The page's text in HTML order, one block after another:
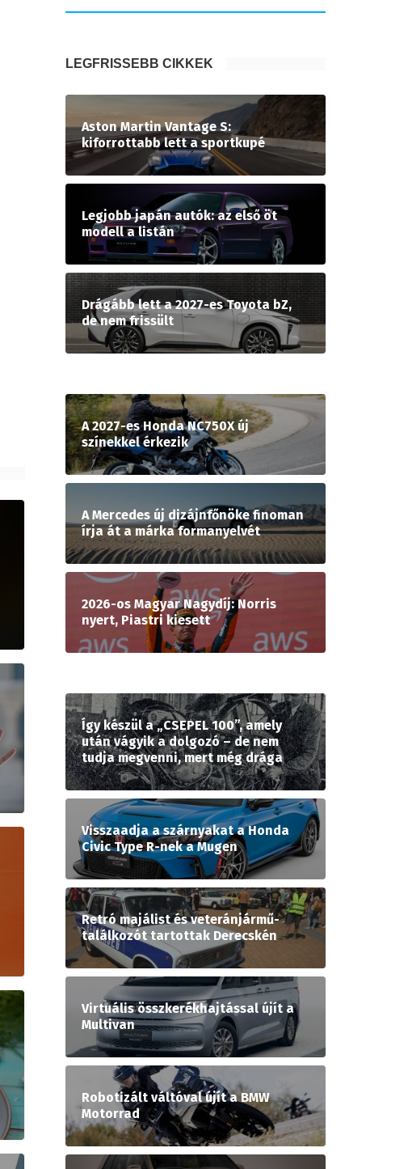
LEGFRISSEBB CIKKEK
Aston Martin Vantage S:
kiforrottabb lett a sportkupé
Legjobb japán autók: az első öt
modell a listán
Drágább lett a 2027-es Toyota bZ,
de nem frissült
A 2027-es Honda NC750X új
színekkel érkezik
A Mercedes új dizájnfőnöke finoman
írja át a márka formanyelvét
2026-os Magyar Nagydíj: Norris
nyert, Piastri kiesett
Így készül a „CSEPEL 100”, amely
után vágyik a dolgozó – de nem
tudja megvenni, mert még drága
Visszaadja a szárnyakat a Honda
Civic Type R-nek a Mugen
Retró majálist és veteránjármű-
találkozót tartottak Derecskén
Virtuális összkerékhajtással újít a
Multivan
Robotizált váltóval újít a BMW
Motorrad